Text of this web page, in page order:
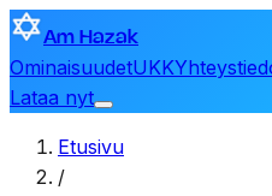
Am Hazak
OminaisuudetUKK
Lataa nyt
Etusivu
/